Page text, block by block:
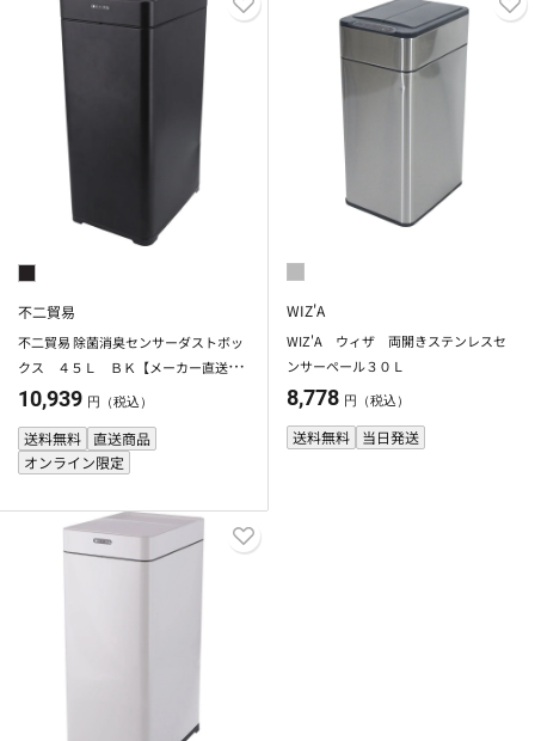
不二貿易
不二貿易 除菌消臭センサーダストボッ
クス ４５Ｌ ＢＫ【メーカー直送・
代引不可】
10,939 円（税込）
送料無料 直送商品
オンライン限定
WIZ'A
WIZ'A ウィザ 両開きステンレスセ
ンサーペール３０Ｌ
8,778 円（税込）
送料無料 当日発送